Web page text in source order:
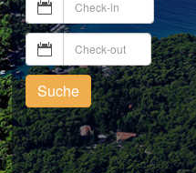
Suche